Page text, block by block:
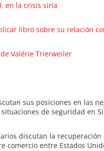
en la crisis siria
libro sobre su relación
Valérie Trierweiler
sus posiciones en las
de seguridad en
discutan la
entre Estados